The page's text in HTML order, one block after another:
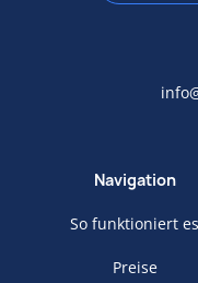
Navigation
So funktioniert es
Preise